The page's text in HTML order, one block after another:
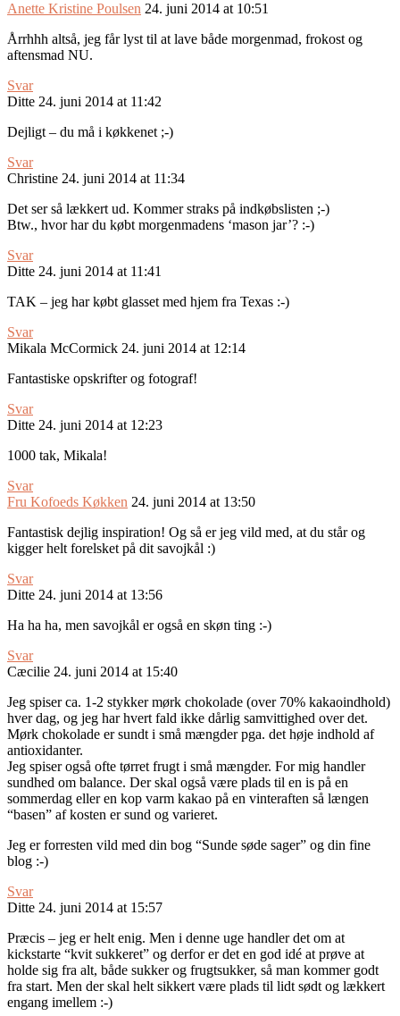
Anette Kristine Poulsen 24. juni 2014 at 10:51
Årrhhh altså, jeg får lyst til at lave både morgenmad, frokost og
aftensmad NU.
Svar
Ditte 24. juni 2014 at 11:42
Dejligt – du må i køkkenet ;-)
Svar
Christine 24. juni 2014 at 11:34
Det ser så lækkert ud. Kommer straks på indkøbslisten ;-)
Btw., hvor har du købt morgenmadens ‘mason jar’? :-)
Svar
Ditte 24. juni 2014 at 11:41
TAK – jeg har købt glasset med hjem fra Texas :-)
Svar
Mikala McCormick 24. juni 2014 at 12:14
Fantastiske opskrifter og fotograf!
Svar
Ditte 24. juni 2014 at 12:23
1000 tak, Mikala!
Svar
Fru Kofoeds Køkken 24. juni 2014 at 13:50
Fantastisk dejlig inspiration! Og så er jeg vild med, at du står og
kigger helt forelsket på dit savojkål :)
Svar
Ditte 24. juni 2014 at 13:56
Ha ha ha, men savojkål er også en skøn ting :-)
Svar
Cæcilie 24. juni 2014 at 15:40
Jeg spiser ca. 1-2 stykker mørk chokolade (over 70% kakaoindhold)
hver dag, og jeg har hvert fald ikke dårlig samvittighed over det.
Mørk chokolade er sundt i små mængder pga. det høje indhold af
antioxidanter.
Jeg spiser også ofte tørret frugt i små mængder. For mig handler
sundhed om balance. Der skal også være plads til en is på en
sommerdag eller en kop varm kakao på en vinteraften så længen
“basen” af kosten er sund og varieret.
Jeg er forresten vild med din bog “Sunde søde sager” og din fine
blog :-)
Svar
Ditte 24. juni 2014 at 15:57
Præcis – jeg er helt enig. Men i denne uge handler det om at
kickstarte “kvit sukkeret” og derfor er det en god idé at prøve at
holde sig fra alt, både sukker og frugtsukker, så man kommer godt
fra start. Men der skal helt sikkert være plads til lidt sødt og lækkert
engang imellem :-)